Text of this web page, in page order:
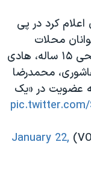
کرد در پی
«جوانان محلات
ارومیه»، چند نوجوان از جمله سمانه فتحی ۱۵ ساله، هادی
حسین عاشوری، محمدرضا
ابراهیمی ۱۸ ساله به عضویت در «یک
pic.twitter.com/
January 22,